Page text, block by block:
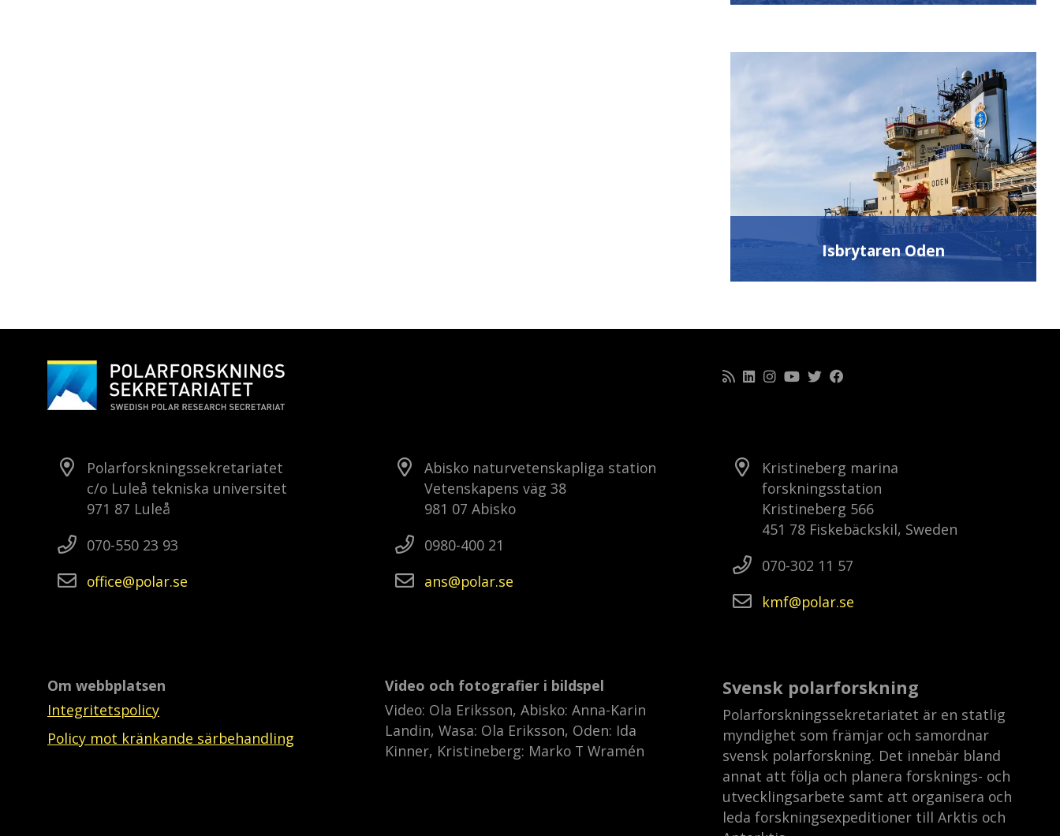
Isbrytaren Oden
Polarforskningssekretariatet
c/o Luleå tekniska universitet
971 87 Luleå
070-550 23 93
office
polar se
Abisko naturvetenskapliga station
Vetenskapens väg 38
981 07 Abisko
0980-400 21
ans
polar se
Kristineberg marina
forskningsstation
Kristineberg 566
451 78 Fiskebäckskil, Sweden
070-302 11 57
kmf
polar se
Om webbplatsen
Integritetspolicy
Policy mot kränkande särbehandling
Video och fotografier i bildspel
Video: Ola Eriksson, Abisko: Anna-Karin
Landin, Wasa: Ola Eriksson, Oden: Ida
Kinner, Kristineberg: Marko T Wramén
Svensk polarforskning
Polarforskningssekretariatet är en statlig
myndighet som främjar och samordnar
svensk polarforskning. Det innebär bland
annat att följa och planera forsknings- och
utvecklingsarbete samt att organisera och
leda forskningsexpeditioner till Arktis och